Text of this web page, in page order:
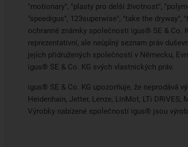
"motionary", "plasty pro delší životnost",
"speedigus", 123superwise", "take the
ochranné známky společnosti igus® SE & Co.
reprezentativní, ale neúplný seznam práv
jejích přidružených společností v Německu,
igus® SE & Co. KG svých vlastnických práv.
igus® SE & Co. KG upozorňuje, že neprodává
Heidenhain, Jetter, Lenze, LinMot, LTi
Výrobky nabízené společností igus® jsou